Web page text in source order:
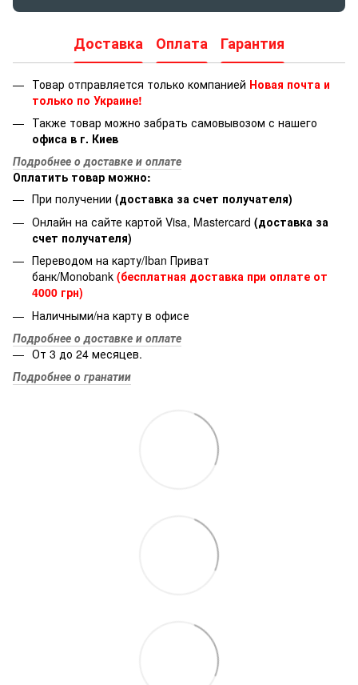
Доставка Оплата Гарантия
Товар отправляется только компанией Новая почта и
только по Украине!
Также товар можно забрать самовывозом с нашего
офиса в г. Киев
Подробнее о доставке и оплате
Оплатить товар можно:
При получении (доставка за счет получателя)
Онлайн на сайте картой Visa, Mastercard (доставка за
счет получателя)
Переводом на карту/Iban Приват
банк/Monobank (бесплатная доставка при оплате от
4000 грн)
Наличными/на карту в офисе
Подробнее о доставке и оплате
От 3 до 24 месяцев.
Подробнее о гранатии